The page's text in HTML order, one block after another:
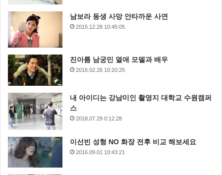
남보라 동생 사망 안타까운 사연
2015.12.28 10:45:05
진아름 남궁민 열애 모델과 배우
2016.02.26 10:20:25
내 아이디는 강남미인 촬영지 대학교 수원캠퍼
스
2018.07.29 0:12:28
이선빈 성형 NO 화장 전후 비교 해보세요
2016.09.01 10:43:21